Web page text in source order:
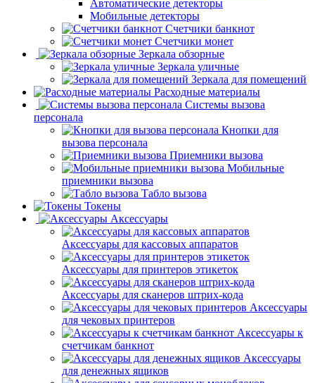
Автоматические детекторы
Мобильные детекторы
Счетчики банкнот
Счетчики монет
Зеркала обзорные
Зеркала уличные
Зеркала для помещений
Расходные материалы
Системы вызова
персонала
Кнопки для
вызова персонала
Приемники вызова
Мобильные
приемники вызова
Табло вызова
Токены
Аксессуары
Аксессуары для кассовых аппаратов
Аксессуары для принтеров этикеток
Аксессуары для сканеров штрих-кода
Аксессуары
для чековых принтеров
Аксессуары к
счетчикам банкнот
Аксессуары
для денежных ящиков